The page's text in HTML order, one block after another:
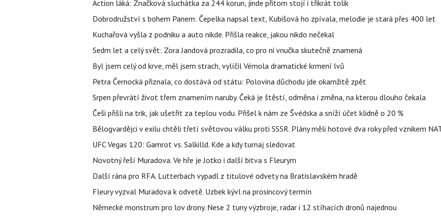
Action láká: Značková sluchátka za 244 korun, jinde přitom stojí i třikrát tolik
Dobrodružství s bohem Panem: Čepelka napsal text, Kubišová ho zpívala, melodie je stará přes 400 let
Kuchařová vyšla z podniku a auto nikde. Přišla reakce, jakou nikdo nečekal
Sedm let a celý svět: Zora Jandová prozradila, co pro ni vnučka skutečně znamená
Byl jsem celý od krve, měl jsem strach, vylíčil Vémola dramatické krmení lvů
Petra Černocká přiznala, co dostává od státu: Polovina důchodu jde okamžitě zpět
Srpen převrátí život třem znamením naruby. Čeká je štěstí, odměna i změna, na kterou dlouho čekala
Češi přišli na trik, jak ušetřit za teplou vodu. Přišel k nám ze Švédska a sníží účet klidně o 20 %
Bělogvardějci v exilu chtěli třetí světovou válku proti SSSR. Plány měli hotové dva roky před vznikem
UFC Vegas 120: Gamrot vs. Salkilld. Kde a kdy turnaj sledovat
Novotný řeší Muradova. Ve hře je Jotko i další bitva s Fleurym
Další rána pro RFA. Lutterbach vypadl z titulové odvety na Bratislavském hradě
Fleury vyzval Muradova k odvetě. Uzbek kývl na prosincový termín
Německé monstrum pro lov drony. Nese 2 tuny výzbroje, radar i 12 stíhacích dronů najednou